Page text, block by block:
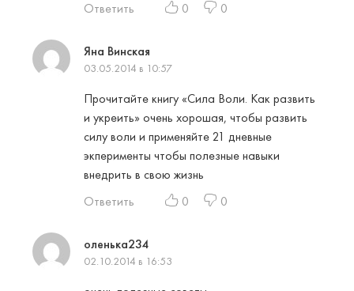
Ответить
0 0
Яна Винская
03.05.2014 в 10:57
Прочитайте книгу «Сила Воли. Как развить
и укреить» очень хорошая, чтобы развить
силу воли и применяйте 21 дневные
экперименты чтобы полезные навыки
внедрить в свою жизнь
Ответить
0 0
оленька234
02.10.2014 в 16:53